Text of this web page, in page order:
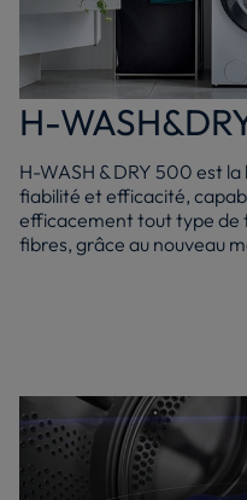
H-
H-WASH & DRY 500 est
fiabilité et efficacité,
efficacement tout type de
fibres, grâce au nouveau